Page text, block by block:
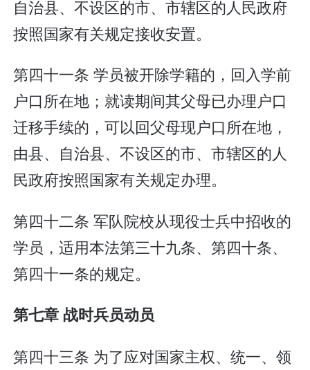
自治县、不设区的市、市辖区的人民政府
按照国家有关规定接收安置。
第四十一条 学员被开除学籍的，回入学前
户口所在地；就读期间其父母已办理户口
迁移手续的，可以回父母现户口所在地，
由县、自治县、不设区的市、市辖区的人
民政府按照国家有关规定办理。
第四十二条 军队院校从现役士兵中招收的
学员，适用本法第三十九条、第四十条、
第四十一条的规定。
第七章 战时兵员动员
第四十三条 为了应对国家主权、统一、领